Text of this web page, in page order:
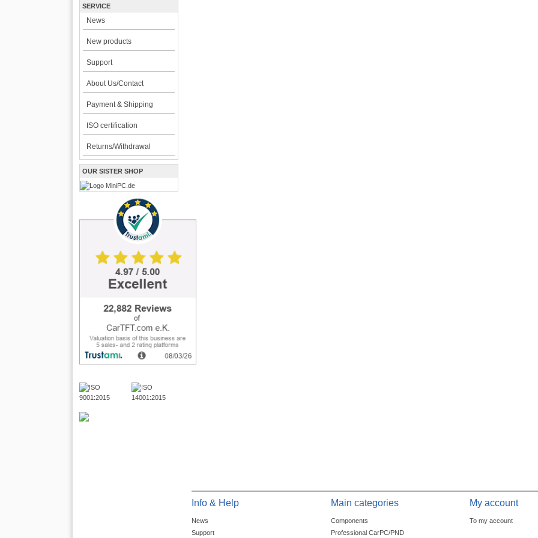
SERVICE
News
New products
Support
About Us/Contact
Payment & Shipping
ISO certification
Returns/Withdrawal
OUR SISTER SHOP
Info & Help
News
Support
Main categories
Components
Professional CarPC/PND
My account
To my account